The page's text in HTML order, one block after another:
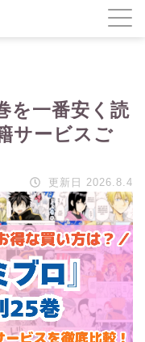
を一番安く読
サービスご
更新日 2026.8.4